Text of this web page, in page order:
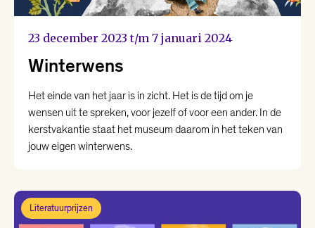
23 december 2023 t/m 7 januari 2024
Winterwens
Het einde van het jaar is in zicht. Het is de tijd om je
wensen uit te spreken, voor jezelf of voor een ander. In de
kerstvakantie staat het museum daarom in het teken van
jouw eigen winterwens.
Literatuurprijzen